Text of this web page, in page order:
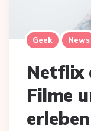
Geek News
Netflix
Filme
erleben